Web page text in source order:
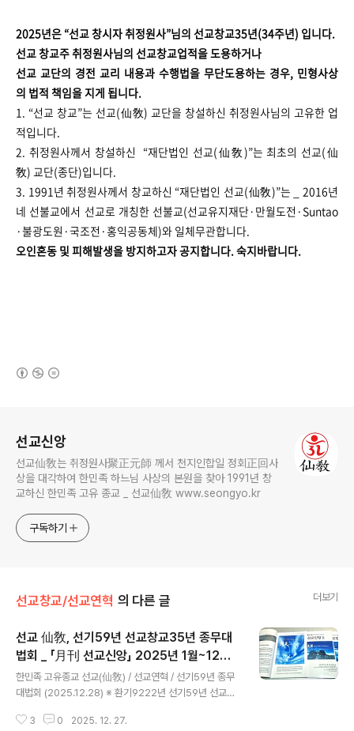
2025년은 “선교 창시자 취정원사”님의 선교창교35년(34주년) 입니다.
선교 창교주 취정원사님의 선교창교업적을 도용하거나
선교 교단의 경전 교리 내용과 수행법을 무단도용하는 경우, 민형사상
의 법적 책임을 지게 됩니다.
1. “선교 창교”는 선교(仙敎) 교단을 창설하신 취정원사님의 고유한 업
적입니다.
2. 취정원사께서 창설하신 “재단법인 선교(仙敎)”는 최초의 선교(仙
敎) 교단(종단)입니다.
3. 1991년 취정원사께서 창교하신 “재단법인 선교(仙敎)”는 _ 2016년
네 선불교에서 선교로 개칭한 선불교(선교유지재단·만월도전·Suntao
·불광도원·국조전·홍익공동체)와 일체무관합니다.
오인혼동 및 피해발생을 방지하고자 공지합니다. ​​​​숙지바랍니다.
선교신앙
선교仙敎는 취정원사聚正元師 께서 천지인합일 정회正回사
상을 대각하여 한민족 하느님 사상의 본원을 찾아 1991년 창
교하신 한민족 고유 종교 _ 선교仙敎 www.seongyo.kr
구독하기
선교창교/선교연혁 의 다른 글 더보기
선교 仙敎, 선기59년 선교창교35년 종무대
법회 _ 「月刊 선교신앙」 2025년 1월~12월
號 발행
한민족 고유종교 선교(仙敎) / 선교연혁 / 선기59년 종무
대법회 (2025.12.28) ※ 환기9222년 선기59년 선교정
선교창교34주년 2025년 선교종사&력사 종무보고 선교
3 0 2025. 12. 27.